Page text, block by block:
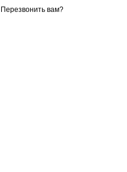
Перезвонить вам?